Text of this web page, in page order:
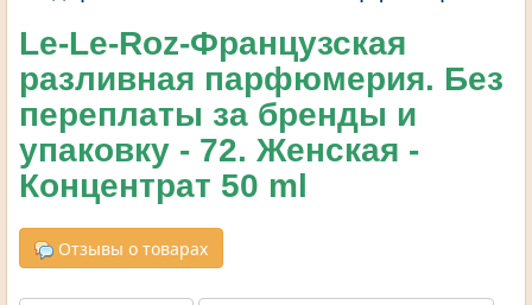
Le-Le-Roz-Французская
разливная парфюмерия. Без
переплаты за бренды и
упаковку - 72. Женская -
Концентрат 50 ml
Отзывы о товарах